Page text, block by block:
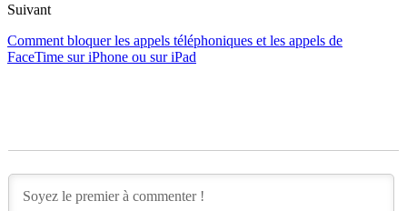
Suivant
Comment bloquer les appels téléphoniques et les appels de
FaceTime sur iPhone ou sur iPad